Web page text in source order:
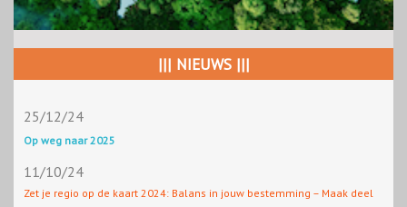
||| NIEUWS |||
25/12/24
Op weg naar 2025
11/10/24
Zet je regio op de kaart 2024: Balans in jouw bestemming – Maak deel